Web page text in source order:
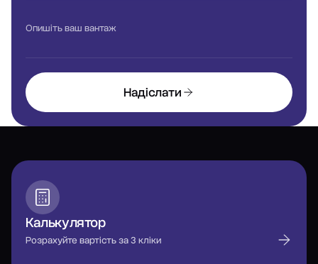
Опишіть ваш вантаж
Надіслати
Калькулятор
Розрахуйте вартість за 3 кліки